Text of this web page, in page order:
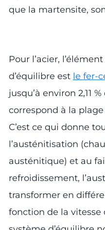
que la martensite,
Pour l’acier,
d’équilibre est le fer-
jusqu’à environ 2,11
correspond à la
C’est ce qui donne
l’austénitisation
austénitique) et au
refroidissement,
transformer en
fonction de la vitesse